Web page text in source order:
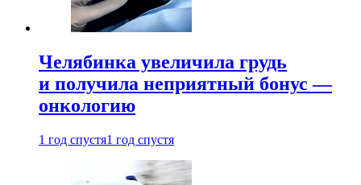
Челябинка увеличила грудь
и получила неприятный бонус —
онкологию
1 год спустя1 год спустя